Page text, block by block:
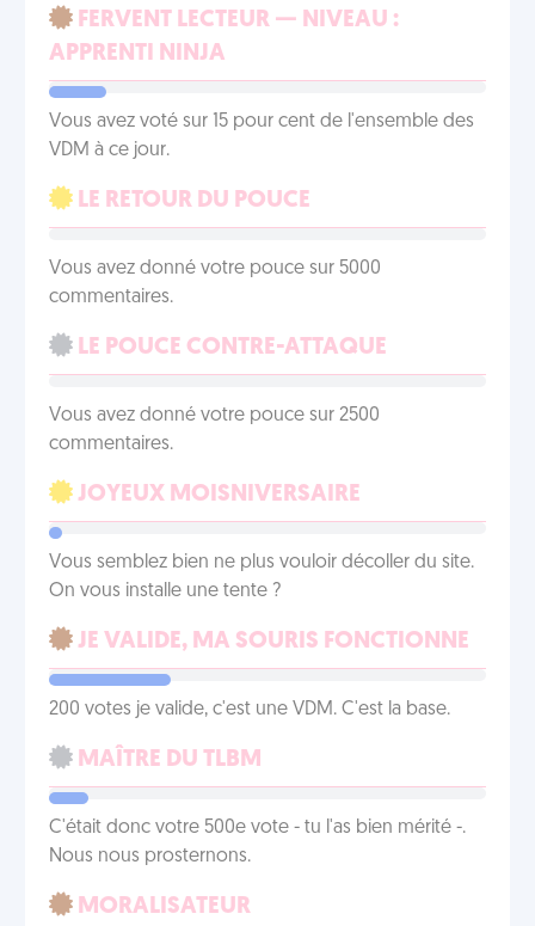
FERVENT LECTEUR — NIVEAU :
APPRENTI NINJA
Vous avez voté sur 15 pour cent de l'ensemble des
VDM à ce jour.
LE RETOUR DU POUCE
Vous avez donné votre pouce sur 5000
commentaires.
LE POUCE CONTRE-ATTAQUE
Vous avez donné votre pouce sur 2500
commentaires.
JOYEUX MOISNIVERSAIRE
Vous semblez bien ne plus vouloir décoller du site.
On vous installe une tente ?
JE VALIDE, MA SOURIS FONCTIONNE
200 votes je valide, c'est une VDM. C'est la base.
MAÎTRE DU TLBM
C'était donc votre 500e vote - tu l'as bien mérité -.
Nous nous prosternons.
MORALISATEUR